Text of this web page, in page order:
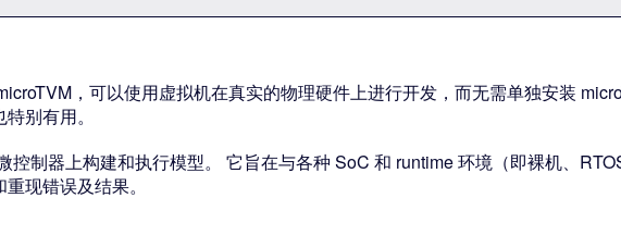
，可以使用虚拟机在真实的物理硬件上进行开发，而无需单独安装
别有用。
控制器上构建和执行模型。 它旨在与各种 SoC 和 runtime 环境（即裸机、
现错误及结果。